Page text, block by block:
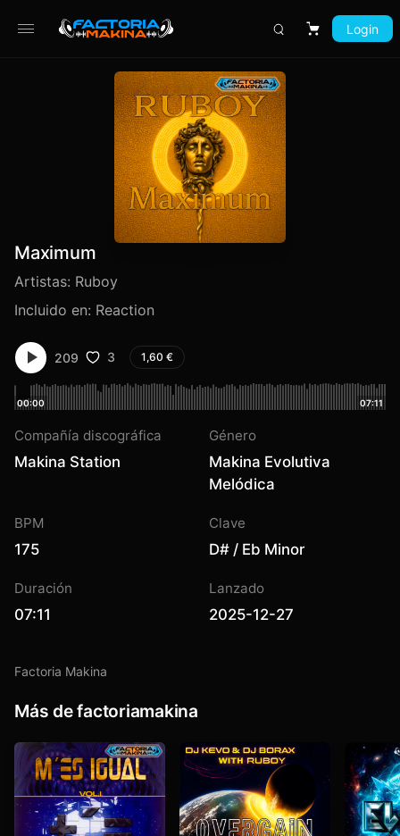
Carrito
Login
Maximum
Artistas: Ruboy
Incluido en: Reaction
209 3 1,60 €
00:00 07:11
Compañía discográfica
Makina Station
Género
Makina Evolutiva
Melódica
BPM
175
Clave
D# / Eb Minor
Duración
07:11
Lanzado
2025-12-27
Factoria Makina
Más de factoriamakina